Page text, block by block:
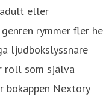
adult eller
rymmer fler
ljudbokslyssnare
roll som själva
bokappen Nextory